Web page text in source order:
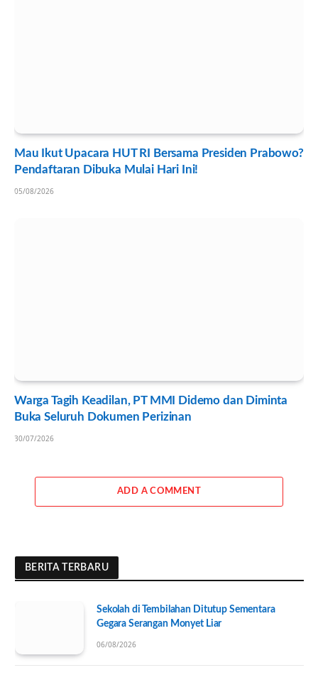
Mau Ikut Upacara HUT RI Bersama Presiden Prabowo?
Pendaftaran Dibuka Mulai Hari Ini!
05/08/2026
Warga Tagih Keadilan, PT MMI Didemo dan Diminta
Buka Seluruh Dokumen Perizinan
30/07/2026
ADD A COMMENT
BERITA TERBARU
Sekolah di Tembilahan Ditutup Sementara
Gegara Serangan Monyet Liar
06/08/2026